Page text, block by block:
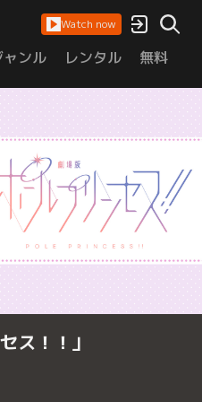
Watch now
ャンル レンタル 無料
ス！！」